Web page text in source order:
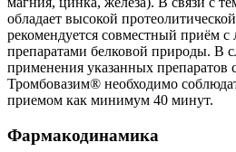
обладает высокой
рекомендуется совместный приём с
препаратами белковой природы. В
применения указанных препаратов
Тромбовазим® необходимо
приемом как минимум 40 минут.
Фармакодинамика